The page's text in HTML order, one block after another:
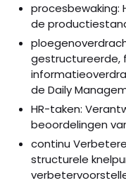
procesbewaking:
de
gestructureerde,
de Daily
HR-taken:
beoordelingen
continu
structurele